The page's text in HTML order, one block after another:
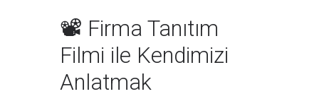
📽 Firma Tanıtım
Filmi ile Kendimizi
Anlatmak